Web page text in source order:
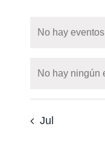
Notice
No hay
Notice
No hay ningún
Jul